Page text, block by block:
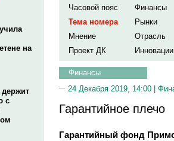
на
с
Часовой пояс
Финансы
Тема номера
Рынки
Мнение
Отрасль
Проект ДК
Инновации
Финансы
24 Декабря 2019, 14:00 |
Гарантийное плечо
Гарантийный фонд